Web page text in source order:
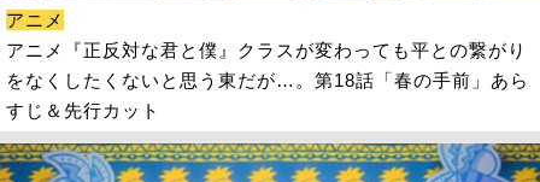
アニメ
アニメ『正反対な君と僕』クラスが変わっても平との繋がり
をなくしたくないと思う東だが…。第18話「春の手前」あら
すじ＆先行カット